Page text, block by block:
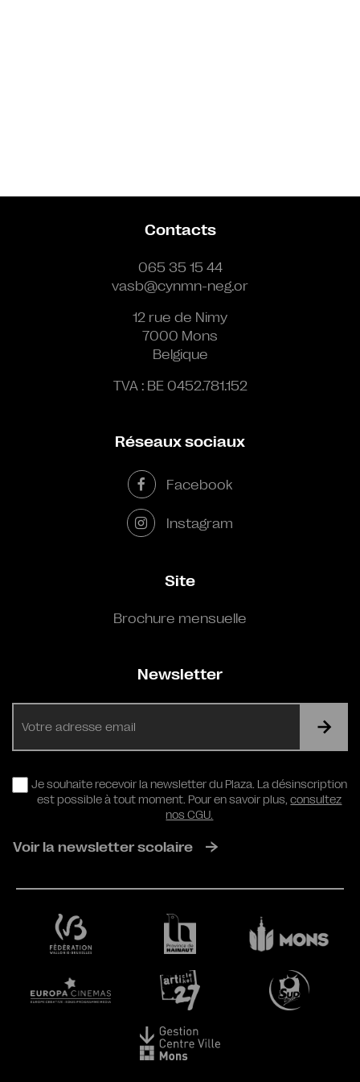
Contacts
065 35 15 44
vasb@cynmn-neg.or
12 rue de Nimy
7000 Mons
Belgique
TVA : BE 0452.781.152
Réseaux sociaux
Facebook
Instagram
Site
Brochure mensuelle
Newsletter
RGPD
Je souhaite recevoir la newsletter du Plaza. La désinscription
est possible à tout moment. Pour en savoir plus,consultez
nos CGU.
Voir la newsletter scolaire